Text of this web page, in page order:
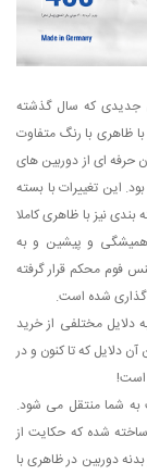
جدیدی که سال گذشته
با ظاهری با رنگ متفاوت
حرفه ای از دوربین های
این تغییرات با بسته
نیز با ظاهری کاملا
و پیشین و به
فوم محکم قرار گرفته
شده است.
دلایل مختلفی از خرید
از مهمترین آن دلایل که تا کنون و در
است!
به شما منتقل می شود.
ساخته شده که حکایت از
بدنه دوربین در ظاهری با